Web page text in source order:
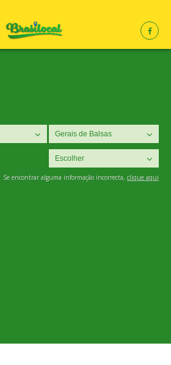
Se encontrar alguma informação incorrecta, clique aqui